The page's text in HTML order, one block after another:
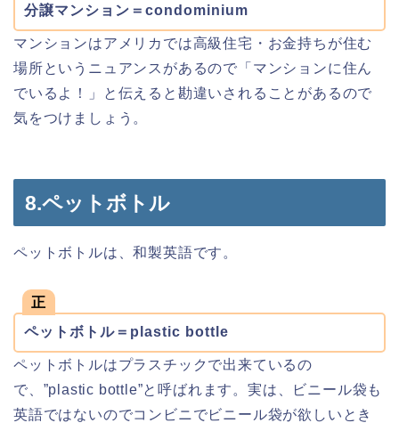
分譲マンション＝condominium
マンションはアメリカでは高級住宅・お金持ちが住む
場所というニュアンスがあるので「マンションに住ん
でいるよ！」と伝えると勘違いされることがあるので
気をつけましょう。
8.ペットボトル
ペットボトルは、和製英語です。
正
ペットボトル＝plastic bottle
ペットボトルはプラスチックで出来ているの
で、”plastic bottle”と呼ばれます。実は、ビニール袋も
英語ではないのでコンビニでビニール袋が欲しいとき